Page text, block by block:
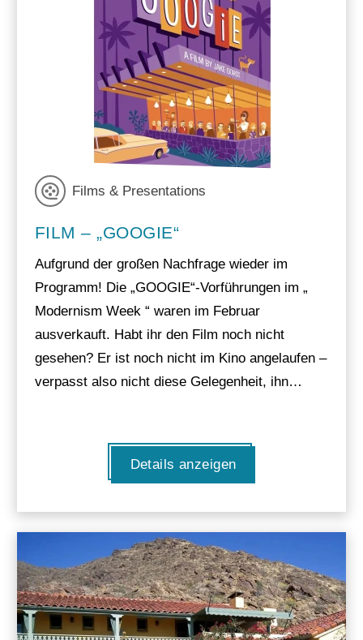
Films & Presentations
FILM – „GOOGIE“
Aufgrund der großen Nachfrage wieder im
Programm! Die „GOOGIE“-Vorführungen im „
Modernism Week “ waren im Februar
ausverkauft. Habt ihr den Film noch nicht
gesehen? Er ist noch nicht im Kino angelaufen –
verpasst also nicht diese Gelegenheit, ihn…
Details anzeigen